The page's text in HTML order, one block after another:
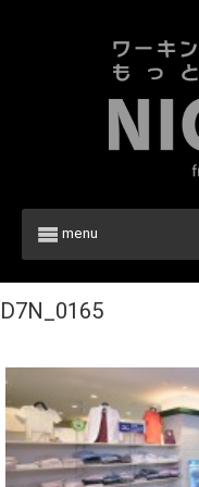
menu
D7N_0165